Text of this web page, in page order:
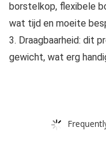
borstelkop, flexibele
wat tijd en moeite
3. Draagbaarheid: dit
gewicht, wat erg